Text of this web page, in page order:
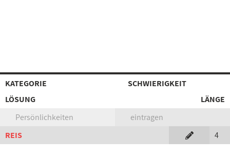
KATEGORIE
SCHWIERIGKEIT
LÖSUNG
LÄNGE
Persönlichkeiten
eintragen
REIS
4